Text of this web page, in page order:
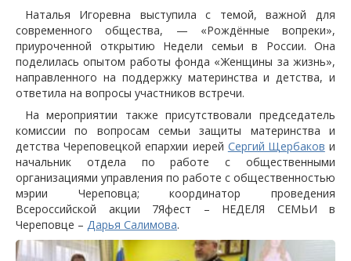
Наталья Игоревна выступила с темой, важной для
современного общества, — «Рождённые вопреки»,
приуроченной открытию Недели семьи в России. Она
поделилась опытом работы фонда «Женщины за жизнь»,
направленного на поддержку материнства и детства, и
ответила на вопросы участников встречи.
На мероприятии также присутствовали председатель
комиссии по вопросам семьи защиты материнства и
детства Череповецкой епархии иерей Сергий Щербаков и
начальник отдела по работе с общественными
организациями управления по работе с общественностью
мэрии Череповца; координатор проведения
Всероссийской акции 7Яфест – НЕДЕЛЯ СЕМЬИ в
Череповце – Дарья Салимова.